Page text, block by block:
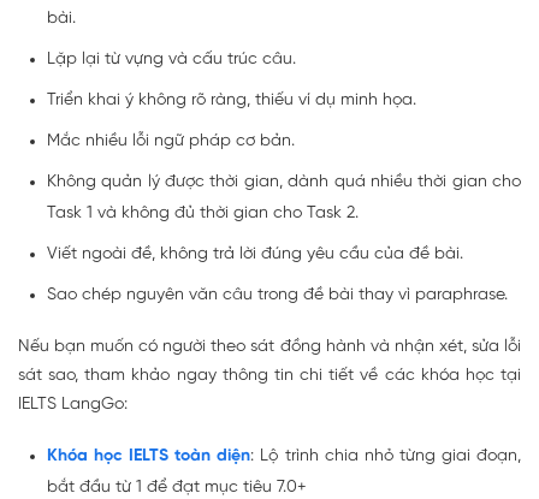
bài.
Lặp lại từ vựng và cấu trúc câu.
Triển khai ý không rõ ràng, thiếu ví dụ minh họa.
Mắc nhiều lỗi ngữ pháp cơ bản.
Không quản lý được thời gian, dành quá nhiều thời gian cho
Task 1 và không đủ thời gian cho Task 2.
Viết ngoài đề, không trả lời đúng yêu cầu của đề bài.
Sao chép nguyên văn câu trong đề bài thay vì paraphrase.
Nếu bạn muốn có người theo sát đồng hành và nhận xét, sửa lỗi
sát sao, tham khảo ngay thông tin chi tiết về các khóa học tại
IELTS LangGo:
Khóa học IELTS toàn diện: Lộ trình chia nhỏ từng giai đoạn,
bắt đầu từ 1 để đạt mục tiêu 7.0+